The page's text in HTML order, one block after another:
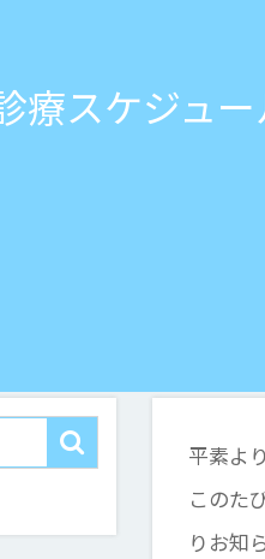
療スケジュ
平素よ
このた
りお知